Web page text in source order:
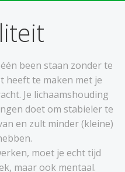
been staan zonder te
heeft te maken met je
Je lichaamshouding
doet om stabieler te
en zult minder (kleine)
moet je echt tijd
maar ook mentaal.